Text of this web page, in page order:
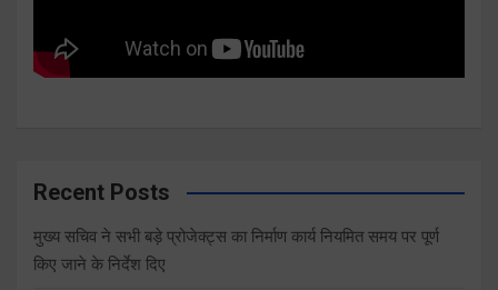
Recent Posts
मुख्य सचिव ने सभी बड़े प्रोजेक्ट्स का निर्माण कार्य नियमित समय पर पूर्ण
किए जाने के निर्देश दिए